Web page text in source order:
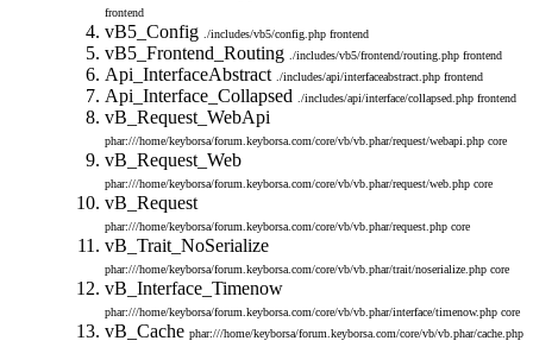
frontend
vB5_Config ./includes/vb5/config.php frontend
vB5_Frontend_Routing ./includes/vb5/frontend/routing.php frontend
Api_InterfaceAbstract ./includes/api/interfaceabstract.php frontend
Api_Interface_Collapsed ./includes/api/interface/collapsed.php frontend
vB_Request_WebApi
phar:///home/keyborsa/forum.keyborsa.com/core/vb/vb.phar/request/webapi.php core
vB_Request_Web
phar:///home/keyborsa/forum.keyborsa.com/core/vb/vb.phar/request/web.php core
vB_Request
phar:///home/keyborsa/forum.keyborsa.com/core/vb/vb.phar/request.php core
vB_Trait_NoSerialize
phar:///home/keyborsa/forum.keyborsa.com/core/vb/vb.phar/trait/noserialize.php core
vB_Interface_Timenow
phar:///home/keyborsa/forum.keyborsa.com/core/vb/vb.phar/interface/timenow.php core
vB_Cache phar:///home/keyborsa/forum.keyborsa.com/core/vb/vb.phar/cache.php